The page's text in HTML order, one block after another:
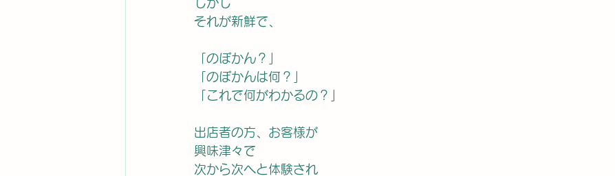
しかし
それが新鮮で、
「のぼかん？」
「のぼかんは何？」
「これで何がわかるの？」
出店者の方、お客様が
興味津々で
次から次へと体験され